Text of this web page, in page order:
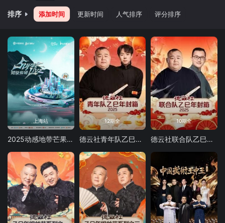
排序 添加时间 更新时间 人气排序 评分排序
上海站
2025动感地带芒果卡无限X SuperLive超级现场
12期全
德云社青年队乙巳年封箱2025
10期全
德云社联合队乙巳年封箱2025